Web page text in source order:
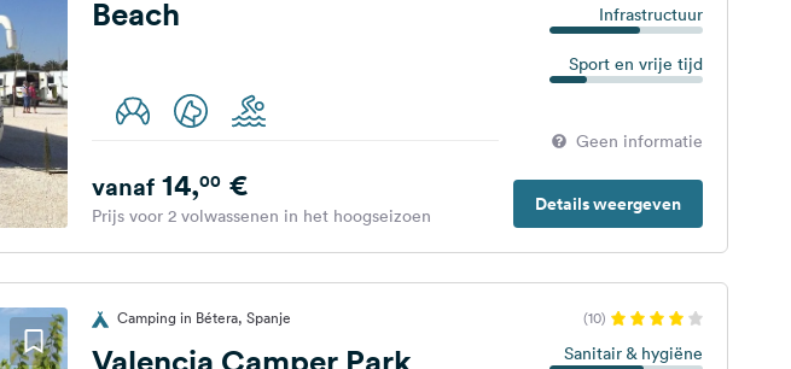
Beach
Infrastructuur
Sport en vrije tijd
Geen informatie
Details weergeven
vanaf14,00€
Prijs voor 2 volwassenen in het hoogseizoen
Camping in Bétera, Spanje (10)
Sanitair & hygiëne